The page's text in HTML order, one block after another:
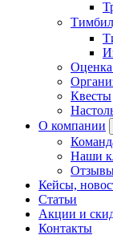
Оценка
Квесты
О компании
Наши
Кейсы,
Статьи
Акции и
Контакты